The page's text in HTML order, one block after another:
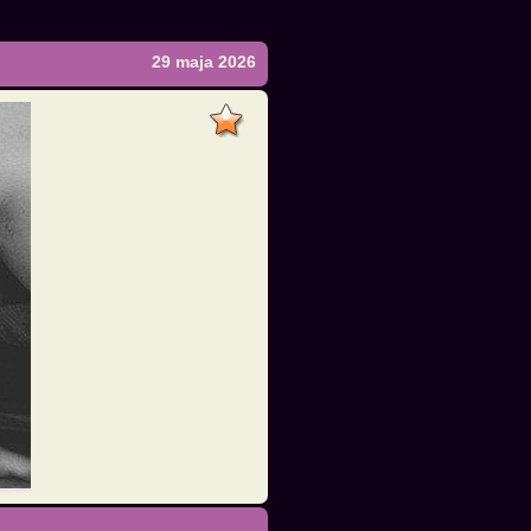
29 maja 2026